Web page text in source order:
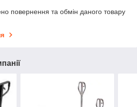
повернення та обмін даного товару